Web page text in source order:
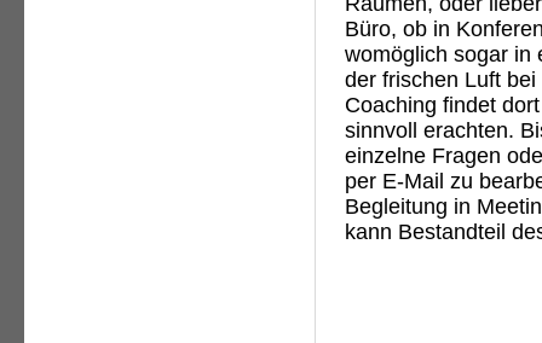
Büro, ob in
womöglich sogar in
der frischen Luft
Coaching findet
sinnvoll erachten.
einzelne Fragen
per E-Mail zu
Begleitung in
kann Bestandteil